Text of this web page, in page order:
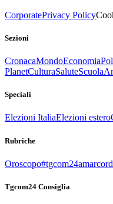
CorporatePrivacy Policy
Sezioni
CronacaMondoEconomia
PlanetCulturaSaluteScuola
Speciali
Elezioni ItaliaElezioni estero
Rubriche
Oroscopo#tgcom24amarcord
Tgcom24 Consiglia